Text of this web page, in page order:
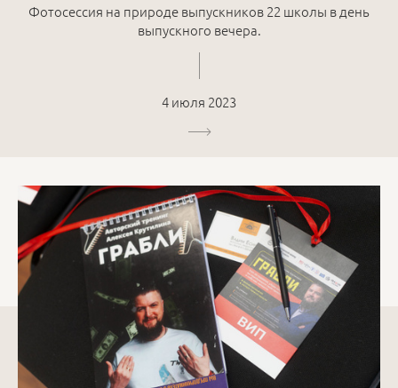
Фотосессия на природе выпускников 22 школы в день
выпускного вечера.
4 июля 2023